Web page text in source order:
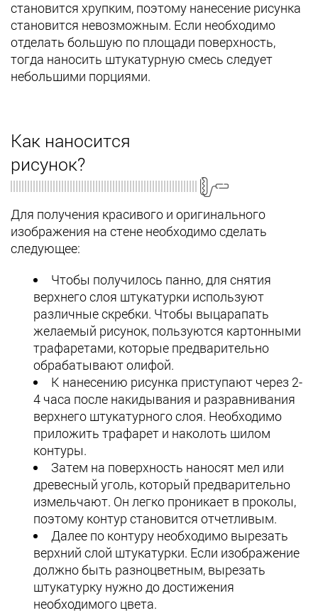
становится хрупким, поэтому нанесение рисунка
становится невозможным. Если необходимо
отделать большую по площади поверхность,
тогда наносить штукатурную смесь следует
небольшими порциями.
Как наносится
рисунок?
Для получения красивого и оригинального
изображения на стене необходимо сделать
следующее:
Чтобы получилось панно, для снятия
верхнего слоя штукатурки используют
различные скребки. Чтобы выцарапать
желаемый рисунок, пользуются картонными
трафаретами, которые предварительно
обрабатывают олифой.
К нанесению рисунка приступают через 2-
4 часа после накидывания и разравнивания
верхнего штукатурного слоя. Необходимо
приложить трафарет и наколоть шилом
контуры.
Затем на поверхность наносят мел или
древесный уголь, который предварительно
измельчают. Он легко проникает в проколы,
поэтому контур становится отчетливым.
Далее по контуру необходимо вырезать
верхний слой штукатурки. Если изображение
должно быть разноцветным, вырезать
штукатурку нужно до достижения
необходимого цвета.